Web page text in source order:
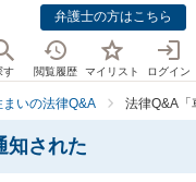
弁護士の方はこちら
す 閲覧履歴 マイリスト ログイン
いの法律Q&A 法律Q&A「
知された